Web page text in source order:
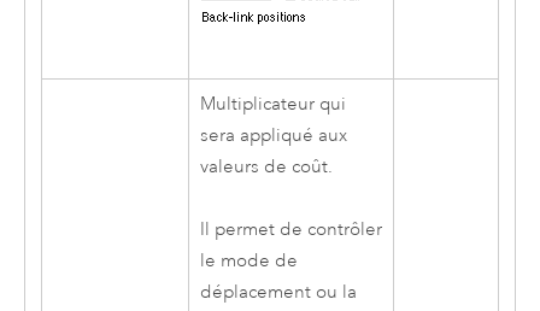
Multiplicateur qui
sera appliqué aux
valeurs de coût.
Il permet de contrôler
le mode de
déplacement ou la